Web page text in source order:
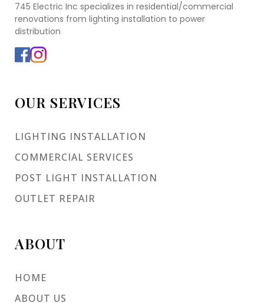
745 Electric Inc specializes in residential/commercial
renovations from lighting installation to power
distribution
OUR SERVICES
LIGHTING INSTALLATION
COMMERCIAL SERVICES
POST LIGHT INSTALLATION
OUTLET REPAIR
ABOUT
HOME
ABOUT US